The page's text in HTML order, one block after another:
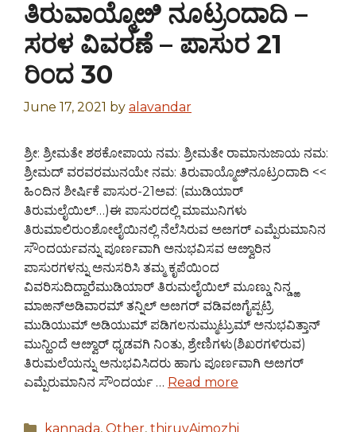
ತಿರುವಾಯ್ಮೊೞಿ ನೂಟ್ರಂದಾದಿ –
ಸರಳ ವಿವರಣೆ – ಪಾಸುರ 21
ರಿಂದ 30
June 17, 2021 by alavandar
ಶ್ರೀ: ಶ್ರೀಮತೇ ಶಠಕೋಪಾಯ ನಮ: ಶ್ರೀಮತೇ ರಾಮಾನುಜಾಯ ನಮ:
ಶ್ರೀಮದ್ ವರವರಮುನಯೇ ನಮ: ತಿರುವಾಯ್ಮೊೞಿನೂಟ್ರಂದಾದಿ <<
ಹಿಂದಿನ ಶೀರ್ಷಿಕೆ ಪಾಸುರ-21ಅವ: (ಮುಡಿಯಾರ್
ತಿರುಮಲೈಯಿಲ್…)ಈ ಪಾಸುರದಲ್ಲಿ ಮಾಮುನಿಗಳು
ತಿರುಮಾಲಿರುಂಶೋಲೈಯಿನಲ್ಲಿ ನೆಲೆಸಿರುವ ಅೞಗರ್ ಎಮ್ಪೆರುಮಾನಿನ
ಸೌಂದರ್ಯವನ್ನು ಪೂರ್ಣವಾಗಿ ಅನುಭವಿಸವ ಆೞ್ವಾರಿನ
ಪಾಸುರಗಳನ್ನು ಅನುಸರಿಸಿ ತಮ್ಮ ಕೃಪೆಯಿಂದ
ವಿವರಿಸುದಿದ್ದಾರೆಮುಡಿಯಾರ್ ತಿರುಮಲೈಯಿಲ್ ಮೂಣ್ಡು ನಿನ್ಡ್ಱ
ಮಾಱನ್ಅಡಿವಾರಮ್ ತನ್ನಿಲ್ ಅೞಗರ್ ವಡಿವೞಗೈಪ್ಪಟ್ರಿ
ಮುಡಿಯುಮ್ ಅಡಿಯುಮ್ ಪಡಿಗಲನುಮ್ಮುಟ್ರುಮ್ ಅನುಭವಿತ್ತಾನ್
ಮುನ್ಹಿಂದೆ ಆೞ್ವಾರ್ ಧೃಡವಗಿ ನಿಂತು, ಶ್ರೇಣಿಗಳು(ಶಿಖರಗಳಿರುವ)
ತಿರುಮಲೆಯನ್ನು ಅನುಭವಿಸಿದರು ಹಾಗು ಪೂರ್ಣವಾಗಿ ಅೞಗರ್
ಎಮ್ಪೆರುಮಾನಿನ ಸೌಂದರ್ಯ … Read more
Categories
kannada, Other, thiruvAimozhi